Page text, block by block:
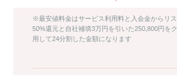
※最安値料金はサービス利用料と入会金からリ
50%還元と自社補填3万円を引いた250,800円を
用して24分割した金額になります